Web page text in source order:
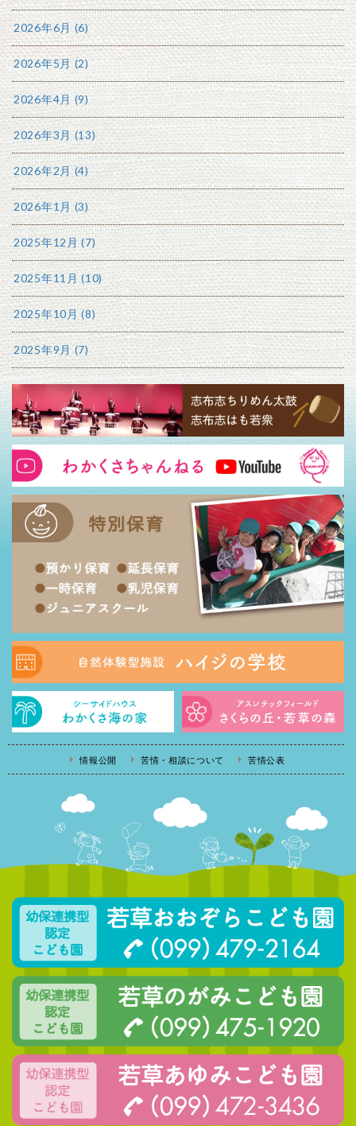
2026年6月 (6)
2026年5月 (2)
2026年4月 (9)
2026年3月 (13)
2026年2月 (4)
2026年1月 (3)
2025年12月 (7)
2025年11月 (10)
2025年10月 (8)
2025年9月 (7)
情報公開 苦情・相談について 苦情公表